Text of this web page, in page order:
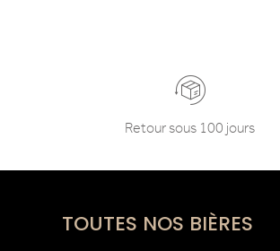
Retour sous 100 jours
TOUTES NOS BIÈRES